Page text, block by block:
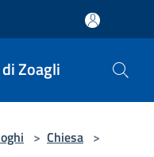
Zoagli
> Chiesa >